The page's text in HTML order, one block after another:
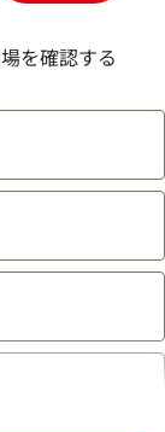
を確認する